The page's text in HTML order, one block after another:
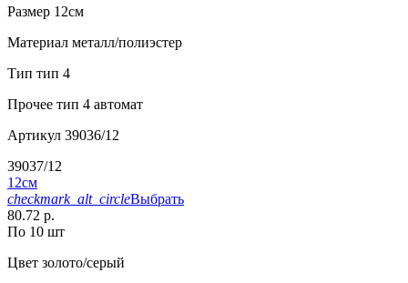
Размер 12см
Материал металл/полиэстер
Тип тип 4
Прочее тип 4 автомат
Артикул 39036/12
39037/12
12см
checkmark_alt_circleВыбрать
80.72 р.
По 10 шт
Цвет золото/серый